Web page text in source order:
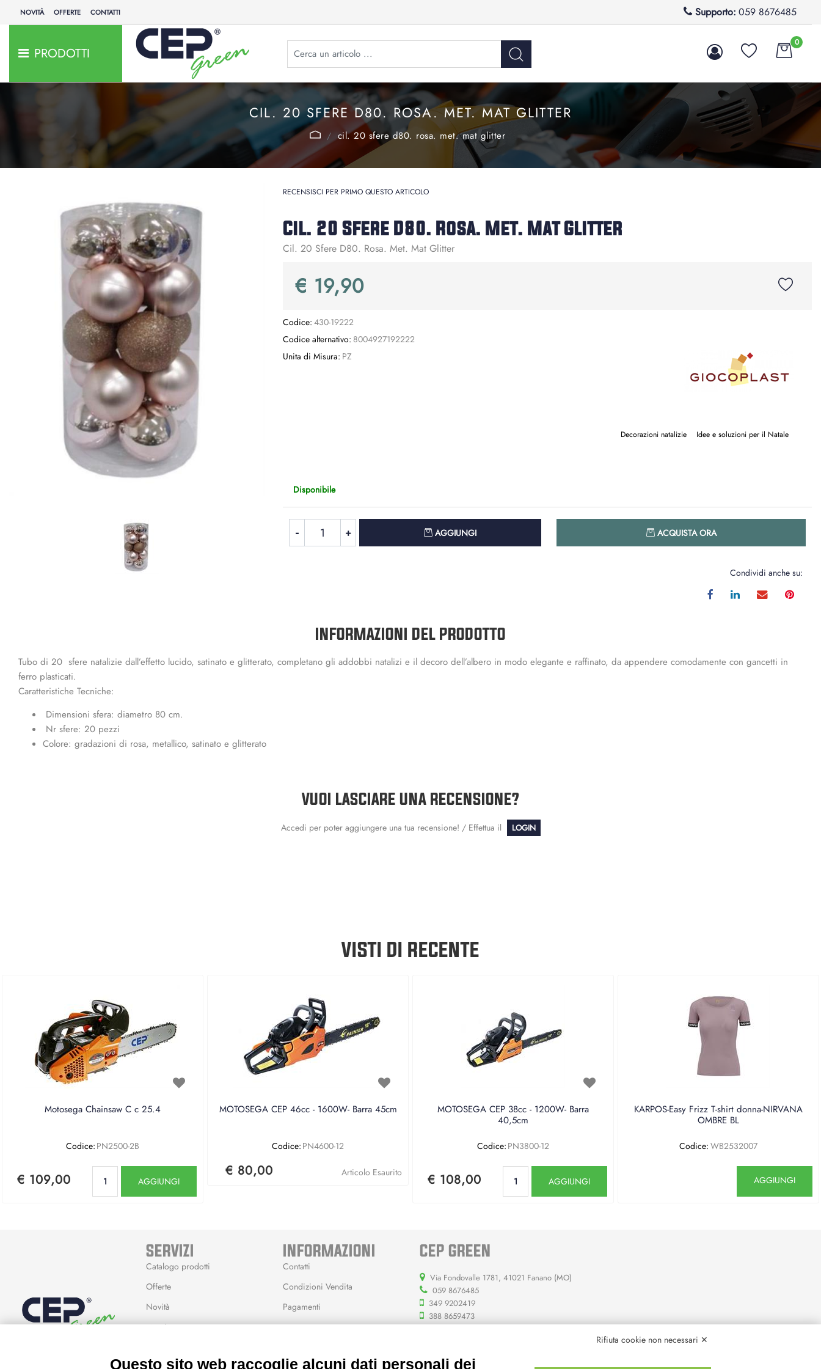
NOVITÀ OFFERTE CONTATTI Supporto: 059 8676485
PRODOTTI
0
CIL. 20 SFERE D80. ROSA. MET. MAT GLITTER
cil. 20 sfere d80. rosa. met. mat glitter
RECENSISCI PER PRIMO QUESTO ARTICOLO
Cil. 20 Sfere D80. Rosa. Met. Mat Glitter
Cil. 20 Sfere D80. Rosa. Met. Mat Glitter
€ 19,90
Codice: 430-19222
Codice alternativo: 8004927192222
Unita di Misura: PZ
Decorazioni natalizie Idee e soluzioni per il Natale
Disponibile
AGGIUNGI ACQUISTA ORA
Condividi anche su:
INFORMAZIONI DEL PRODOTTO
Tubo di 20 sfere natalizie dall’effetto lucido, satinato e glitterato, completano gli addobbi natalizi e il decoro dell’albero in modo elegante e raffinato, da appendere comodamente con gancetti in
ferro plasticati.
Caratteristiche Tecniche:
Dimensioni sfera: diametro 80 cm.
Nr sfere: 20 pezzi
Colore: gradazioni di rosa, metallico, satinato e glitterato
VUOI LASCIARE UNA RECENSIONE?
Accedi per poter aggiungere una tua recensione! / Effettua il LOGIN
VISTI DI RECENTE
Motosega Chainsaw C c 25.4
Codice: PN2500-2B
€ 109,00 AGGIUNGI
MOTOSEGA CEP 46cc - 1600W- Barra 45cm
Codice: PN4600-12
€ 80,00 Articolo Esaurito
MOTOSEGA CEP 38cc - 1200W- Barra
40,5cm
Codice: PN3800-12
€ 108,00 AGGIUNGI
KARPOS-Easy Frizz T-shirt donna-NIRVANA
OMBRE BL
Codice: WB2532007
AGGIUNGI
SERVIZI
Catalogo prodotti
Offerte
Novità
Marchi
INFORMAZIONI
Contatti
Condizioni Vendita
Pagamenti
CEP GREEN
Via Fondovalle 1781, 41021 Fanano (MO)
059 8676485
349 9202419
388 8659473
Orario
Rifiuta cookie non necessari ✕
Questo sito web raccoglie alcuni dati personali dei